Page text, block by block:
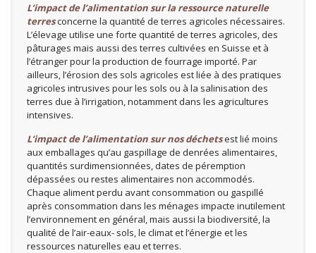
L’impact de l’alimentation sur la ressource naturelle
terresconcerne la quantité de terres agricoles nécessaires.
L’élevage utilise une forte quantité de terres agricoles, des
pâturages mais aussi des terres cultivées en Suisse et à
l’étranger pour la production de fourrage importé. Par
ailleurs, l’érosion des sols agricoles est liée à des pratiques
agricoles intrusives pour les sols ou à la salinisation des
terres due à l’irrigation, notamment dans les agricultures
intensives.
L’impact de l’alimentation sur nos déchetsest lié moins
aux emballages qu’au gaspillage de denrées alimentaires,
quantités surdimensionnées, dates de péremption
dépassées ou restes alimentaires non accommodés.
Chaque aliment perdu avant consommation ou gaspillé
après consommation dans les ménages impacte inutilement
l’environnement en général, mais aussi la biodiversité, la
qualité de l’air-eaux- sols, le climat et l’énergie et les
ressources naturelles eau et terres.